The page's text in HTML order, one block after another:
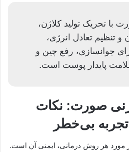
تحریک تولید کلاژن،
تنظیم تعادل انرژی،
جوانسازی، رفع چین و
پایدار پوست است.
صورت: نکات
بی‌خطر
مورد هر روش درمانی، ایمنی آن است.